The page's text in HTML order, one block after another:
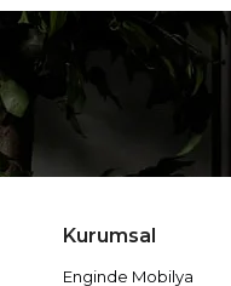
Kurumsal
Enginde Mobilya